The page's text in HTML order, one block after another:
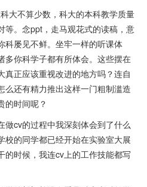
大不算少数，科大的本科教学质量
等。念ppt，走马观花式的读稿，意
科屡见不鲜。坐牢一样的听课体
多你科学子都有所体会。这些摆在
真正应该重视改进的地方吗？连自
么还有精力推出这样一门粗制滥造
的时间呢？
做cv的过程中我深刻体会到了什么
校的同学都已经开始在实验室大展
的时候，我连cv上的工作技能都写